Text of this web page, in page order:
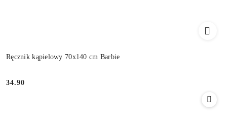
Ręcznik kąpielowy 70x140 cm Barbie
Cena:
34.90